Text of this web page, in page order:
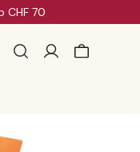
CHF 70